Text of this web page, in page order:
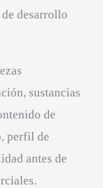
desarrollo
sustancias
de
perfil de
antes de